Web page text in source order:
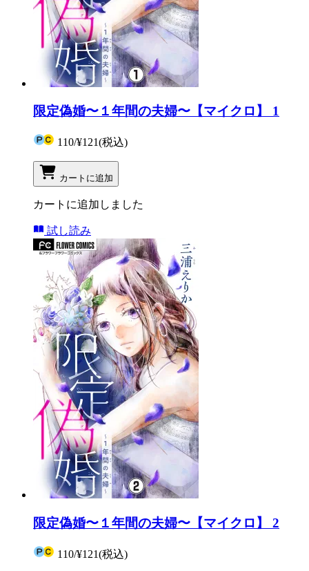
限定偽婚〜１年間の夫婦〜【マイクロ】 1
110/¥121(税込)
カートに追加
カートに追加しました
試し読み
限定偽婚〜１年間の夫婦〜【マイクロ】 2
110/¥121(税込)